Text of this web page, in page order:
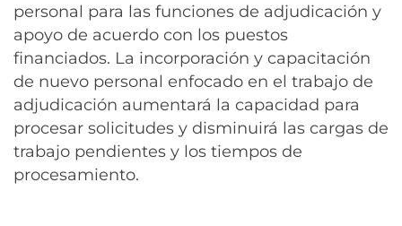
personal para las funciones de adjudicación y
apoyo de acuerdo con los puestos
financiados. La incorporación y capacitación
de nuevo personal enfocado en el trabajo de
adjudicación aumentará la capacidad para
procesar solicitudes y disminuirá las cargas de
trabajo pendientes y los tiempos de
procesamiento.